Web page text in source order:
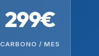
299€
CARBONO / MES